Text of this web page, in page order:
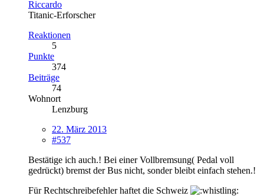
Riccardo
Titanic-Erforscher
Reaktionen
5
Punkte
374
Beiträge
74
Wohnort
Lenzburg
22. März 2013
#537
Bestätige ich auch.! Bei einer Vollbremsung( Pedal voll
gedrückt) bremst der Bus nicht, sonder bleibt einfach stehen.!
Für Rechtschreibefehler haftet die Schweiz